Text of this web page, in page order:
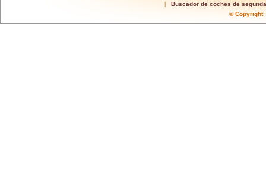
Buscador de coches de
©